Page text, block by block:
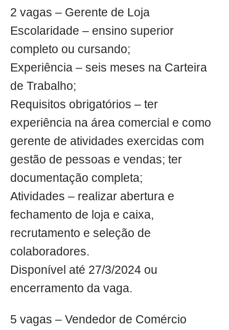
2 vagas – Gerente de Loja
Escolaridade – ensino superior
completo ou cursando;
Experiência – seis meses na Carteira
de Trabalho;
Requisitos obrigatórios – ter
experiência na área comercial e como
gerente de atividades exercidas com
gestão de pessoas e vendas; ter
documentação completa;
Atividades – realizar abertura e
fechamento de loja e caixa,
recrutamento e seleção de
colaboradores.
Disponível até 27/3/2024 ou
encerramento da vaga.
5 vagas – Vendedor de Comércio